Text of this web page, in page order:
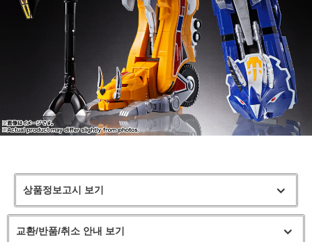
상품정보고시 보기
교환/반품/취소 안내 보기